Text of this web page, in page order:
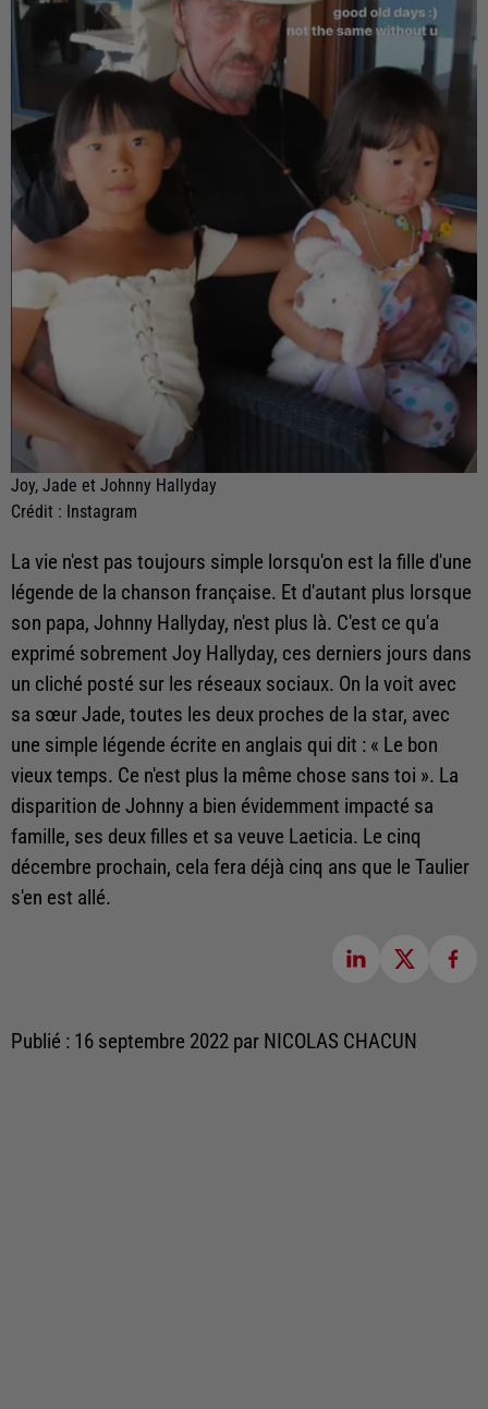
Joy, Jade et Johnny Hallyday
Crédit : Instagram
La vie n'est pas toujours simple lorsqu'on est la fille d'une
légende de la chanson française. Et d'autant plus lorsque
son papa, Johnny Hallyday, n'est plus là. C'est ce qu'a
exprimé sobrement Joy Hallyday, ces derniers jours dans
un cliché posté sur les réseaux sociaux. On la voit avec
sa sœur Jade, toutes les deux proches de la star, avec
une simple légende écrite en anglais qui dit : « Le bon
vieux temps. Ce n'est plus la même chose sans toi ». La
disparition de Johnny a bien évidemment impacté sa
famille, ses deux filles et sa veuve Laeticia. Le cinq
décembre prochain, cela fera déjà cinq ans que le Taulier
s'en est allé.
Publié : 16 septembre 2022 par NICOLAS CHACUN